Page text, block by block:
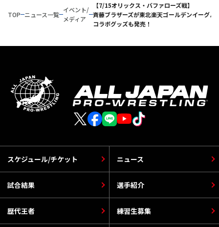
TOP ニュース一覧
イベント/
メディア
【7/15オリックス・バファローズ戦】
斉藤ブラザーズが東北楽天ゴールデンイーグ
コラボグッズも発売！
スケジュール/チケット
選手紹介
ニュース
歴代王者
試合結果
練習生募集